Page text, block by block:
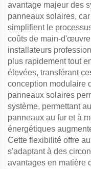
avantage majeur des
panneaux solaires,
simplifient le
coûts de main-
installateurs
plus rapidement tout
élevées, transférant
conception modulaire
panneaux solaires
système, permettant
panneaux au fur et à
énergétiques
Cette flexibilité offre
s'adaptant à des
avantages en matière